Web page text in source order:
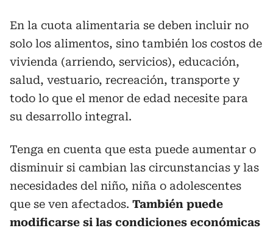
En la cuota alimentaria se deben incluir no
solo los alimentos, sino también los costos de
vivienda (arriendo, servicios), educación,
salud, vestuario, recreación, transporte y
todo lo que el menor de edad necesite para
su desarrollo integral.
Tenga en cuenta que esta puede aumentar o
disminuir si cambian las circunstancias y las
necesidades del niño, niña o adolescentes
que se ven afectados. También puede
modificarse si las condiciones económicas